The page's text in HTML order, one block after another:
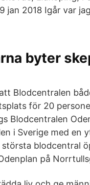
2018 Igår var
byter
Blodcentralen
för 20
Blodcentralen
i Sverige med en
blodcentral
på